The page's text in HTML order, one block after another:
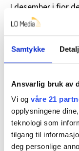
Samtykke
Ansvarlig bruk av
Vi og våre 21
opplysningene
teknologi som
tilgang til
deg personlige
I desember i fjor
arbeidsevne i
en
tiltak, ifølge Nav.
detsom heter
Et annet tiltak
arbeidsgiver får
problemer med å
arbeidsvilkår. Har
som fører til
arbeidsgiveren